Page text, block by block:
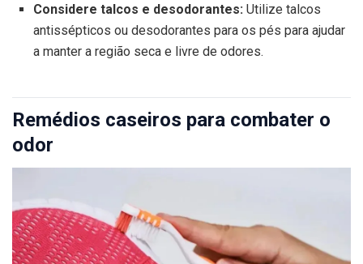
Considere talcos e desodorantes:Utilize talcos
antissépticos ou desodorantes para os pés para ajudar
a manter a região seca e livre de odores.
Remédios caseiros para combater o
odor